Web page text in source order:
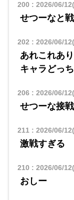
200 : 2026/06/
せつーなと
202 : 2026/06/
あれこれあ
キャラどっ
206 : 2026/06/
せつーな接戦
211: 2026/06/
激戦すぎる
210 : 2026/06/
おしー